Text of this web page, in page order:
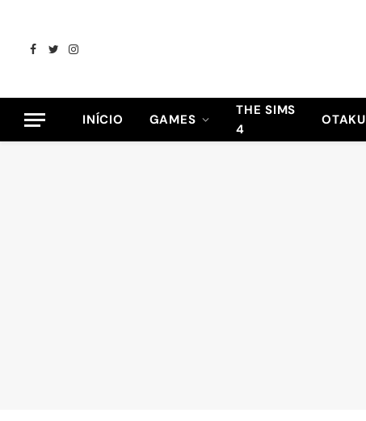
Facebook
TwitterInstagram
INÍCIO GAMES
THE SIMS
4
OTAKU